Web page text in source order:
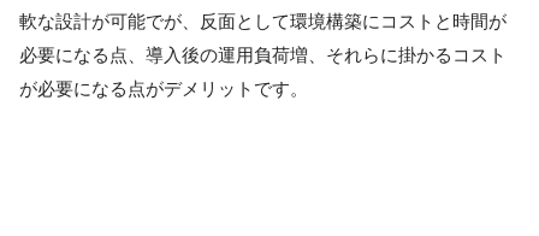
軟な設計が可能でが、反面として環境構築にコストと時間が
必要になる点、導入後の運用負荷増、それらに掛かるコスト
が必要になる点がデメリットです。